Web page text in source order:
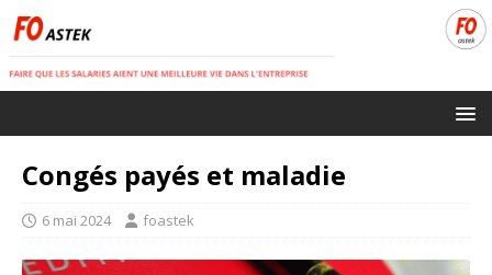
Congés payés et maladie
6 mai 2024 foastek